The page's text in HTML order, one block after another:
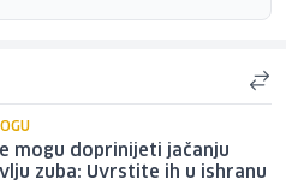
mogu doprinijeti jačanju
zuba: Uvrstite ih u ishranu